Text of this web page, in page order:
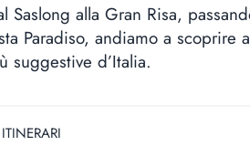
Saslong alla Gran Risa,
Paradiso, andiamo a scoprire
suggestive d’Italia.
ITINERARI